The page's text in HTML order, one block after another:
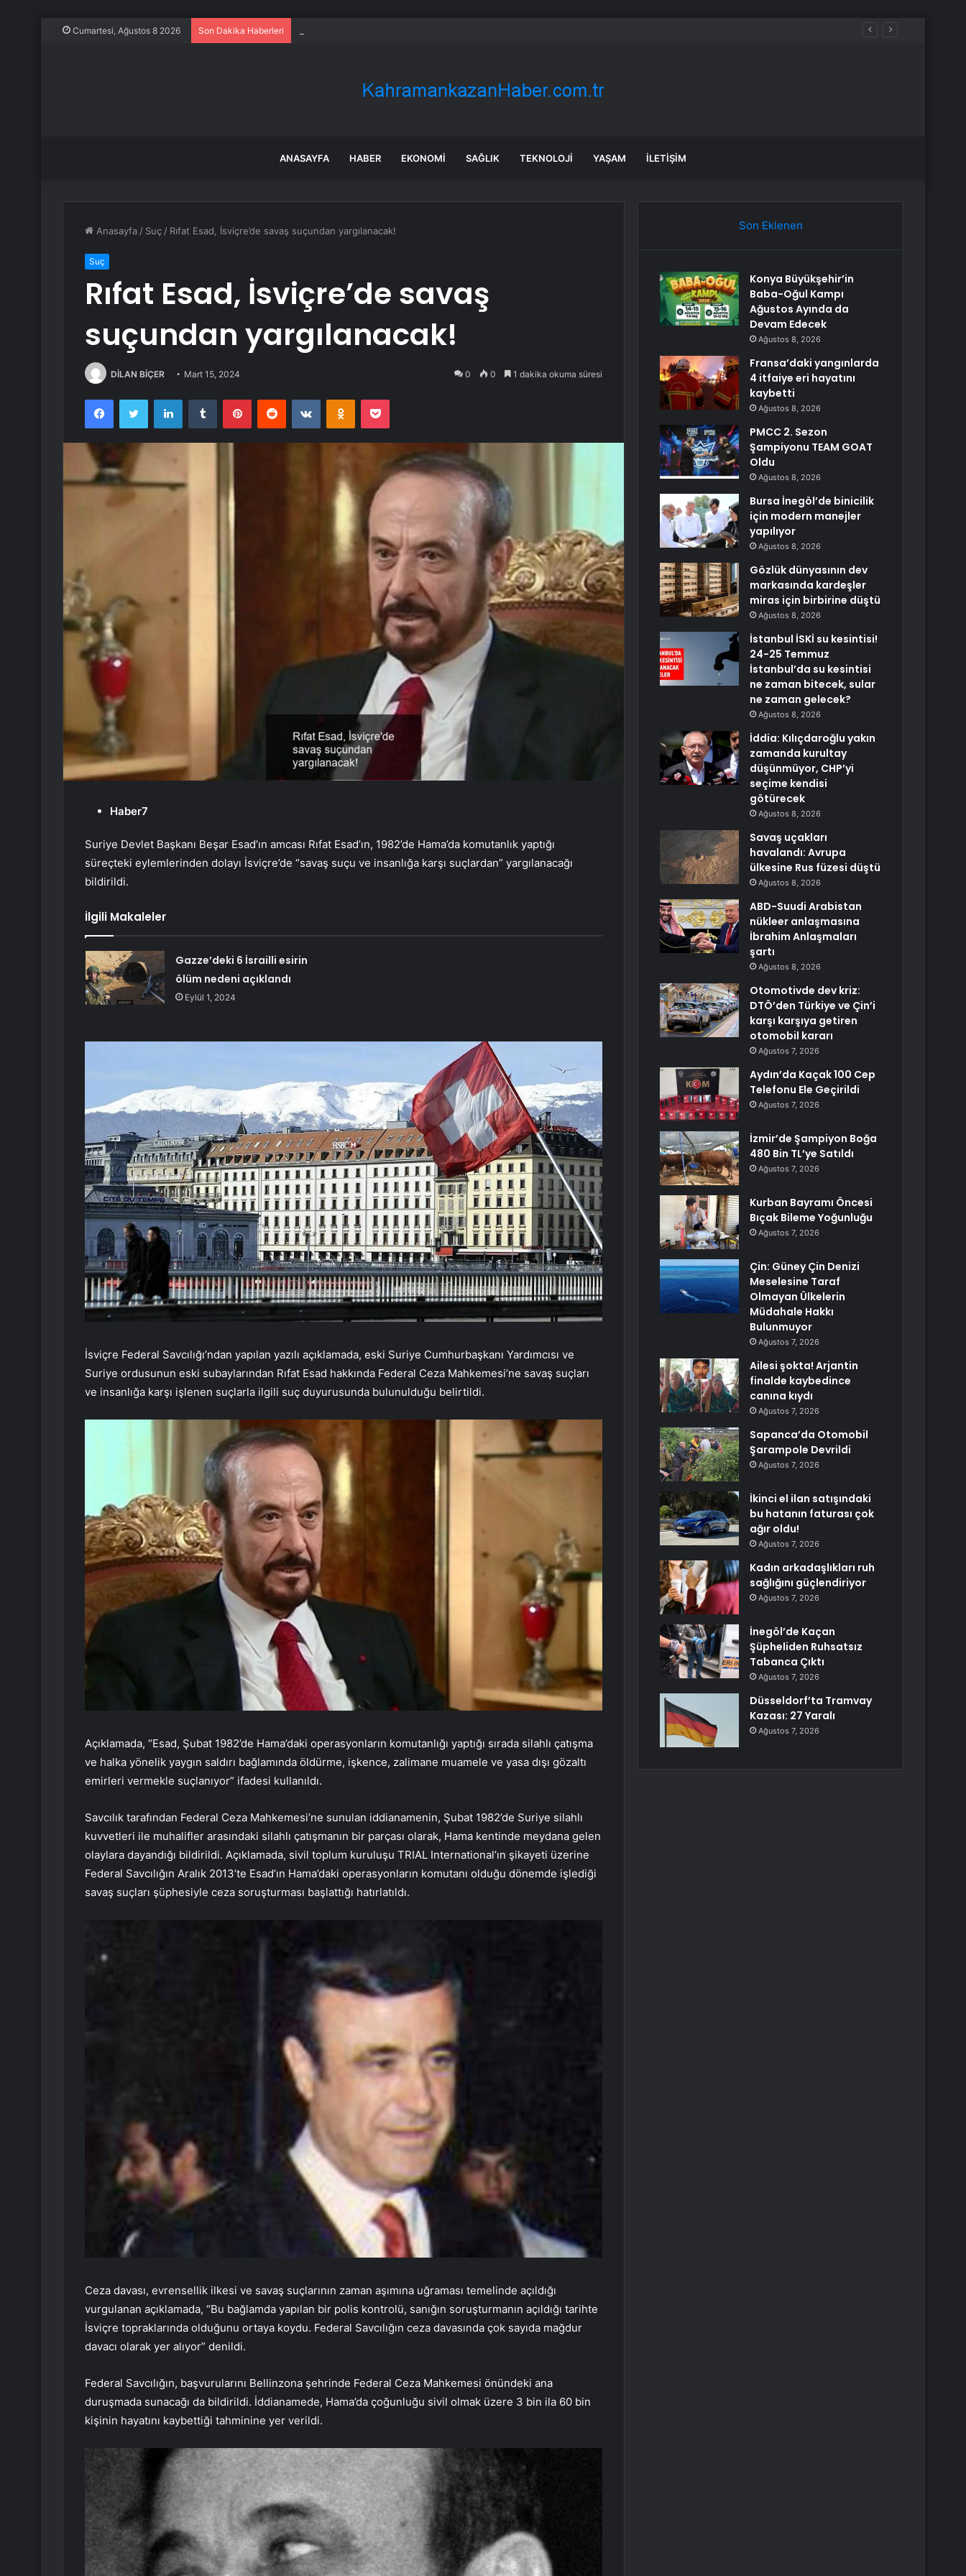
Cumartesi, Ağustos 8 2026 Son Dakika Haberleri
ANASAYFA HABER EKONOMI SAĞLIK TEKNOLOJI YAŞAM İLETIŞIM
Anasayfa / Suç / Rıfat Esad, İsviçre’de savaş suçundan yargılanacak!
Suç
Rıfat Esad, İsviçre’de savaş
suçundan yargılanacak!
DİLAN BİÇER Mart 15, 2024 0 0 1 dakika okuma süresi
FacebookTwitter LinkedInTumblr PinterestReddit VKontakteOdnoklassniki
Pocket
Haber7
Suriye Devlet Başkanı Beşar Esad’ın amcası Rıfat Esad’ın, 1982’de Hama’da komutanlık yaptığı
süreçteki eylemlerinden dolayı İsviçre’de “savaş suçu ve insanlığa karşı suçlardan” yargılanacağı
bildirildi.
İlgili Makaleler
Gazze’deki 6 İsrailli esirin
ölüm nedeni açıklandı
Eylül 1, 2024
İsviçre Federal Savcılığı’ndan yapılan yazılı açıklamada, eski Suriye Cumhurbaşkanı Yardımcısı ve
Suriye ordusunun eski subaylarından Rıfat Esad hakkında Federal Ceza Mahkemesi’ne savaş suçları
ve insanlığa karşı işlenen suçlarla ilgili suç duyurusunda bulunulduğu belirtildi.
Açıklamada, “Esad, Şubat 1982’de Hama’daki operasyonların komutanlığı yaptığı sırada silahlı çatışma
ve halka yönelik yaygın saldırı bağlamında öldürme, işkence, zalimane muamele ve yasa dışı gözaltı
emirleri vermekle suçlanıyor” ifadesi kullanıldı.
Savcılık tarafından Federal Ceza Mahkemesi’ne sunulan iddianamenin, Şubat 1982’de Suriye silahlı
kuvvetleri ile muhalifler arasındaki silahlı çatışmanın bir parçası olarak, Hama kentinde meydana gelen
olaylara dayandığı bildirildi. Açıklamada, sivil toplum kuruluşu TRIAL International’ın şikayeti üzerine
Federal Savcılığın Aralık 2013’te Esad’ın Hama’daki operasyonların komutanı olduğu dönemde işlediği
savaş suçları şüphesiyle ceza soruşturması başlattığı hatırlatıldı.
Ceza davası, evrensellik ilkesi ve savaş suçlarının zaman aşımına uğraması temelinde açıldığı
vurgulanan açıklamada, “Bu bağlamda yapılan bir polis kontrolü, sanığın soruşturmanın açıldığı tarihte
İsviçre topraklarında olduğunu ortaya koydu. Federal Savcılığın ceza davasında çok sayıda mağdur
davacı olarak yer alıyor” denildi.
Federal Savcılığın, başvurularını Bellinzona şehrinde Federal Ceza Mahkemesi önündeki ana
duruşmada sunacağı da bildirildi. İddianamede, Hama’da çoğunluğu sivil olmak üzere 3 bin ila 60 bin
kişinin hayatını kaybettiği tahminine yer verildi.
Son Eklenen
Konya Büyükşehir’in
Baba-Oğul Kampı
Ağustos Ayında da
Devam Edecek
Ağustos 8, 2026
Fransa’daki yangınlarda
4 itfaiye eri hayatını
kaybetti
Ağustos 8, 2026
PMCC 2. Sezon
Şampiyonu TEAM GOAT
Oldu
Ağustos 8, 2026
Bursa İnegöl’de binicilik
için modern manejler
yapılıyor
Ağustos 8, 2026
Gözlük dünyasının dev
markasında kardeşler
miras için birbirine düştü
Ağustos 8, 2026
İstanbul İSKİ su kesintisi!
24-25 Temmuz
İstanbul’da su kesintisi
ne zaman bitecek, sular
ne zaman gelecek?
Ağustos 8, 2026
İddia: Kılıçdaroğlu yakın
zamanda kurultay
düşünmüyor, CHP’yi
seçime kendisi
götürecek
Ağustos 8, 2026
Savaş uçakları
havalandı: Avrupa
ülkesine Rus füzesi düştü
Ağustos 8, 2026
ABD-Suudi Arabistan
nükleer anlaşmasına
İbrahim Anlaşmaları
şartı
Ağustos 8, 2026
Otomotivde dev kriz:
DTÖ’den Türkiye ve Çin’i
karşı karşıya getiren
otomobil kararı
Ağustos 7, 2026
Aydın’da Kaçak 100 Cep
Telefonu Ele Geçirildi
Ağustos 7, 2026
İzmir’de Şampiyon Boğa
480 Bin TL’ye Satıldı
Ağustos 7, 2026
Kurban Bayramı Öncesi
Bıçak Bileme Yoğunluğu
Ağustos 7, 2026
Çin: Güney Çin Denizi
Meselesine Taraf
Olmayan Ülkelerin
Müdahale Hakkı
Bulunmuyor
Ağustos 7, 2026
Ailesi şokta! Arjantin
finalde kaybedince
canına kıydı
Ağustos 7, 2026
Sapanca’da Otomobil
Şarampole Devrildi
Ağustos 7, 2026
İkinci el ilan satışındaki
bu hatanın faturası çok
ağır oldu!
Ağustos 7, 2026
Kadın arkadaşlıkları ruh
sağlığını güçlendiriyor
Ağustos 7, 2026
İnegöl’de Kaçan
Şüpheliden Ruhsatsız
Tabanca Çıktı
Ağustos 7, 2026
Düsseldorf’ta Tramvay
Kazası: 27 Yaralı
Ağustos 7, 2026